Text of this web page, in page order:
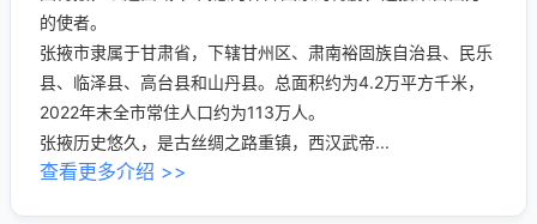
的使者。
张掖市隶属于甘肃省，下辖甘州区、肃南裕固族自治县、民乐
县、临泽县、高台县和山丹县。总面积约为4.2万平方千米，
2022年末全市常住人口约为113万人。
张掖历史悠久，是古丝绸之路重镇，西汉武帝...
查看更多介绍 >>